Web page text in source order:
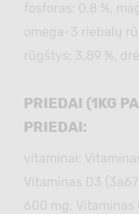
fosforas: 0,8 %,
omega-3 riebalų
rūgštys: 3,89 %,
PRIEDAI (1KG
PRIEDAI:
vitaminai:
Vitaminas D3
600 mg, Vitaminas